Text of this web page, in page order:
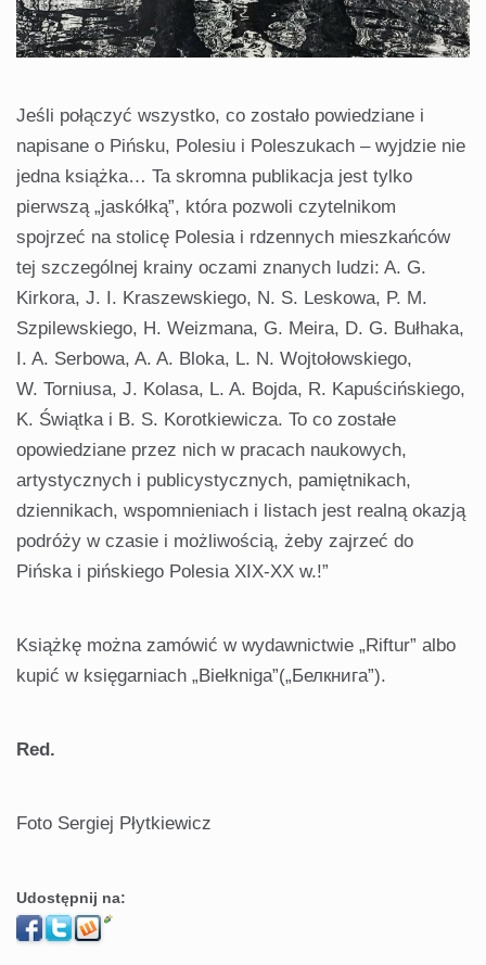
Jeśli połączyć wszystko, co zostało powiedziane i
napisane o Pińsku, Polesiu i Poleszukach – wyjdzie nie
jedna książka… Ta skromna publikacja jest tylko
pierwszą „jaskółką”, która pozwoli czytelnikom
spojrzeć na stolicę Polesia i rdzennych mieszkańców
tej szczególnej krainy oczami znanych ludzi: A. G.
Kirkora, J. I. Kraszewskiego, N. S. Leskowa, P. M.
Szpilewskiego, H. Weizmana, G. Meira, D. G. Bułhaka,
I. A. Serbowa, A. A. Bloka, L. N. Wojtołowskiego,
W. Torniusa, J. Kolasa, L. A. Bojda, R. Kapuścińskiego,
K. Świątka i B. S. Korotkiewicza. To co zostałe
opowiedziane przez nich w pracach naukowych,
artystycznych i publicystycznych, pamiętnikach,
dziennikach, wspomnieniach i listach jest realną okazją
podróży w czasie i możliwością, żeby zajrzeć do
Pińska i pińskiego Polesia XIX-XX w.!”
Książkę można zamówić w wydawnictwie „Riftur” albo
kupić w księgarniach „Biełkniga”(„Белкнига”).
Red.
Foto Sergiej Płytkiewicz
Udostępnij na: